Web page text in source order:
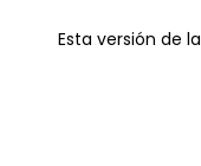
Esta versión de